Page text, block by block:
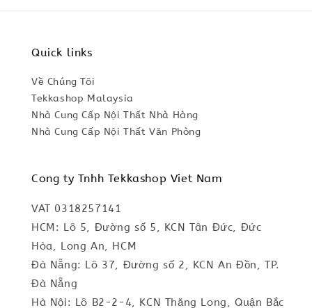
Quick links
Về Chúng Tôi
Tekkashop Malaysia
Nhà Cung Cấp Nội Thất Nhà Hàng
Nhà Cung Cấp Nội Thất Văn Phòng
Cong ty Tnhh Tekkashop Viet Nam
VAT 0318257141
HCM: Lô 5, Đường số 5, KCN Tân Đức, Đức
Hòa, Long An, HCM
Đà Nẵng: Lô 37, Đường số 2, KCN An Đồn, TP.
Đà Nẵng
Hà Nội: Lô B2-2-4, KCN Thăng Long, Quận Bắc